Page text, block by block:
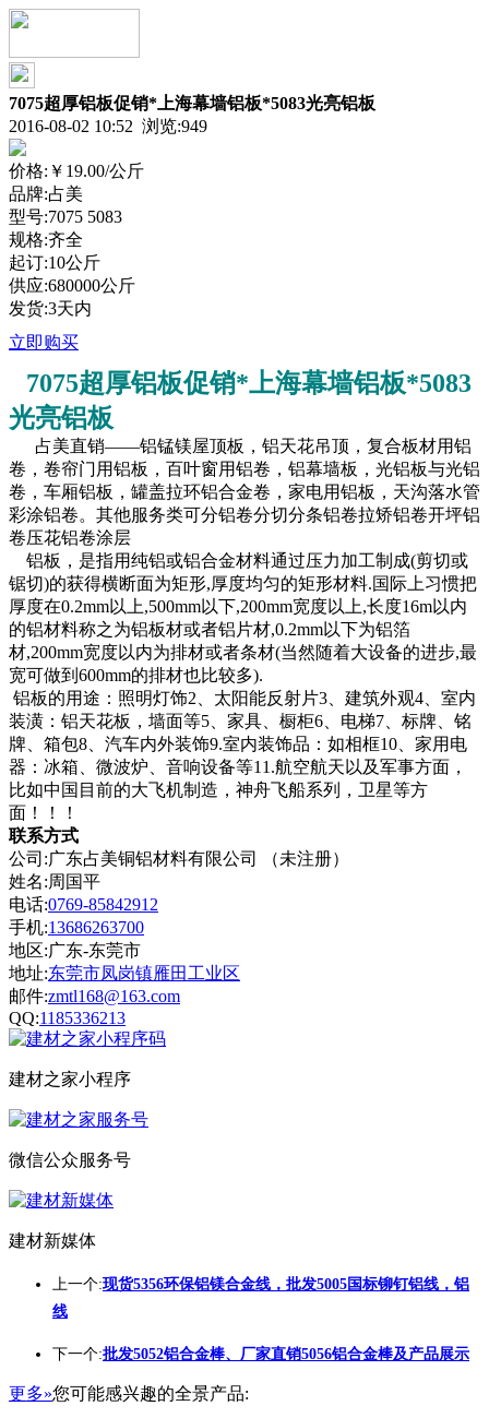
7075超厚铝板促销*上海幕墙铝板*5083光亮铝板
2016-08-02 10:52 浏览:949
价格: ￥19.00/公斤
品牌:占美
型号:7075 5083
规格:齐全
起订:10公斤
供应:680000公斤
发货:3天内
立即购买
7075超厚铝板促销*上海幕墙铝板*5083
光亮铝板
占美直销——铝锰镁屋顶板，铝天花吊顶，复合板材用铝
卷，卷帘门用铝板，百叶窗用铝卷，铝幕墙板，光铝板与光铝
卷，车厢铝板，罐盖拉环铝合金卷，家电用铝板，天沟落水管
彩涂铝卷。其他服务类可分铝卷分切分条铝卷拉矫铝卷开坪铝
卷压花铝卷涂层
铝板，是指用纯铝或铝合金材料通过压力加工制成(剪切或
锯切)的获得横断面为矩形,厚度均匀的矩形材料.国际上习惯把
厚度在0.2mm以上,500mm以下,200mm宽度以上,长度16m以内
的铝材料称之为铝板材或者铝片材,0.2mm以下为铝箔
材,200mm宽度以内为排材或者条材(当然随着大设备的进步,最
宽可做到600mm的排材也比较多).
铝板的用途：照明灯饰2、太阳能反射片3、建筑外观4、室内
装潢：铝天花板，墙面等5、家具、橱柜6、电梯7、标牌、铭
牌、箱包8、汽车内外装饰9.室内装饰品：如相框10、家用电
器：冰箱、微波炉、音响设备等11.航空航天以及军事方面，
比如中国目前的大飞机制造，神舟飞船系列，卫星等方
面！！！
联系方式
公司:广东占美铜铝材料有限公司 （未注册）
姓名:周国平
电话:0769-85842912
手机:13686263700
地区:广东-东莞市
地址:东莞市凤岗镇雁田工业区
邮件:zmtl168@163.com
QQ:1185336213
建材之家小程序
微信公众服务号
建材新媒体
上一个:现货5356环保铝镁合金线，批发5005国标铆钉铝线，铝
线
下一个:批发5052铝合金棒、厂家直销5056铝合金棒及产品展示
更多»您可能感兴趣的全景产品: